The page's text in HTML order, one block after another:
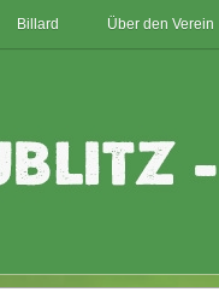
Billard Über den Verein